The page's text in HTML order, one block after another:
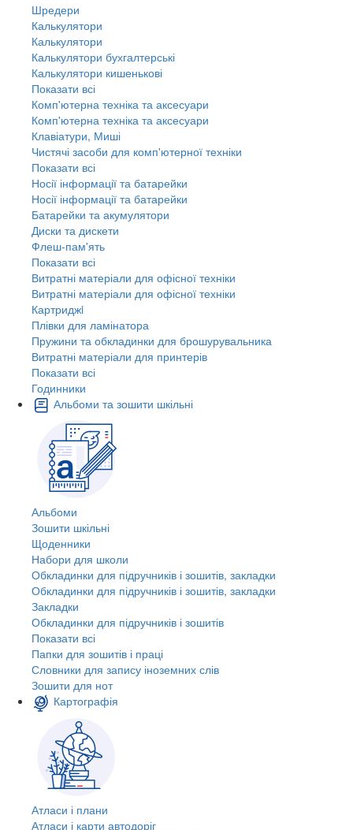
Шредери
Калькулятори
Калькулятори
Калькулятори бухгалтерські
Калькулятори кишенькові
Показати всі
Комп'ютерна техніка та аксесуари
Комп'ютерна техніка та аксесуари
Клавіатури, Миші
Чистячі засоби для комп'ютерної техніки
Показати всі
Носії інформації та батарейки
Носії інформації та батарейки
Батарейки та акумулятори
Диски та дискети
Флеш-пам'ять
Показати всі
Витратні матеріали для офісної техніки
Витратні матеріали для офісної техніки
Картриджi
Плівки для ламінатора
Пружини та обкладинки для брошурувальника
Витратні матеріали для принтерів
Показати всі
Годинники
Альбоми та зошити шкільні
Альбоми
Зошити шкільні
Щоденники
Набори для школи
Обкладинки для підручників і зошитів, закладки
Обкладинки для підручників і зошитів, закладки
Закладки
Обкладинки для підручників і зошитів
Показати всі
Папки для зошитів і праці
Словники для запису іноземних слів
Зошити для нот
Картографія
Атласи і плани
Атласи і карти автодоріг